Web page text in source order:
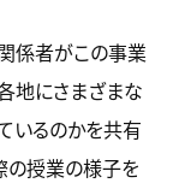
係者がこの事業
地にさまざまな
いるのかを共有
の授業の様子を